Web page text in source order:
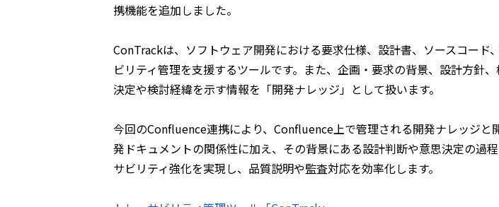
携機能を追加しました。
ConTrackは、ソフトウェア開発における要求仕様、設計書、ソースコー
ビリティ管理を支援するツールです。また、企画・要求の背景、設計方針
決定や検討経緯を示す情報を「開発ナレッジ」として扱います。
今回のConfluence連携により、Confluence上で管理される開発ナレッジ
発ドキュメントの関係性に加え、その背景にある設計判断や意思決定の過
サビリティ強化を実現し、品質説明や監査対応を効率化します。